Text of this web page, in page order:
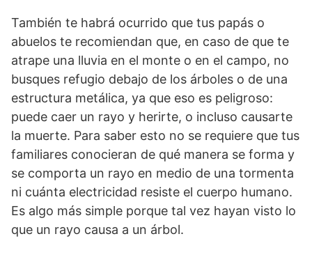
También te habrá ocurrido que tus papás o
abuelos te recomiendan que, en caso de que te
atrape una lluvia en el monte o en el campo, no
busques refugio debajo de los árboles o de una
estructura metálica, ya que eso es peligroso:
puede caer un rayo y herirte, o incluso causarte
la muerte. Para saber esto no se requiere que tus
familiares conocieran de qué manera se forma y
se comporta un rayo en medio de una tormenta
ni cuánta electricidad resiste el cuerpo humano.
Es algo más simple porque tal vez hayan visto lo
que un rayo causa a un árbol.